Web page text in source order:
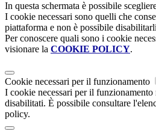
In questa schermata è possibile
I cookie necessari sono quelli che
piattaforma e non è possibile
Per conoscere quali sono i cookie
visionare la COOKIE POLICY.
Cookie necessari per il funzionamento
I cookie necessari per il funzionamento
disabilitati. È possibile consultare
policy.